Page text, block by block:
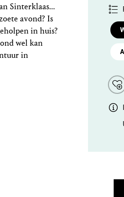
Sinterklaas...
avond? Is
in huis?
wel kan
in